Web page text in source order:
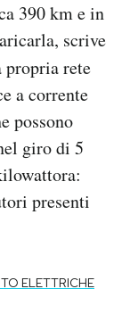
390 km e in
scrive
propria rete
a corrente
possono
giro di 5
presenti
ELETTRICHE